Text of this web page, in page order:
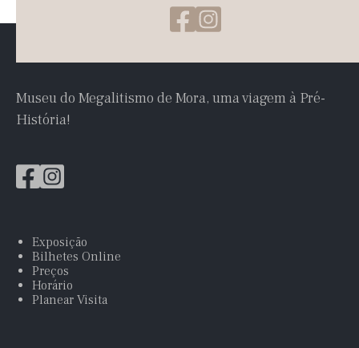
Museu do Megalitismo de Mora, uma viagem à Pré-
História!
Exposição
Bilhetes Online
Preços
Horário
Planear Visita